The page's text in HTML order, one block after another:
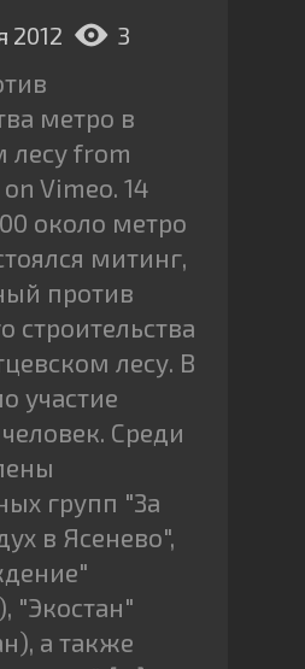
2012 3
метро в
лесу from
Vimeo. 14
около метро
митинг,
против
строительства
лесу. В
участие
Cреди
групп "За
в Ясенево",
"Экостан"
а также